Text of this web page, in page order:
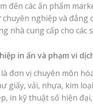
đến các ấn phẩm
nghiệp và
nhà cung cấp cho các
in ấn và phạm vi
đơn vị chuyên môn
giấy, vải, nhựa, kim
in kỹ thuật số hiện